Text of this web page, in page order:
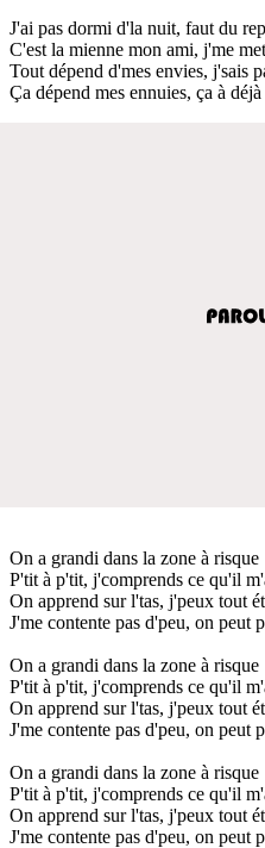
J'ai pas dormi d'la nuit, faut du
C'est la mienne mon ami, j'me
Tout dépend d'mes envies, j'sais
Ça dépend mes ennuies, ça à
On a grandi dans la zone à risque
P'tit à p'tit, j'comprends ce qu'il
On apprend sur l'tas, j'peux tout
J'me contente pas d'peu, on peut
On a grandi dans la zone à risque
P'tit à p'tit, j'comprends ce qu'il
On apprend sur l'tas, j'peux tout
J'me contente pas d'peu, on peut
On a grandi dans la zone à risque
P'tit à p'tit, j'comprends ce qu'il
On apprend sur l'tas, j'peux tout
J'me contente pas d'peu, on peut